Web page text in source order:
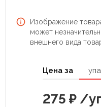
Изображение
может
внешнего вида
Цена за
275 ₽ /